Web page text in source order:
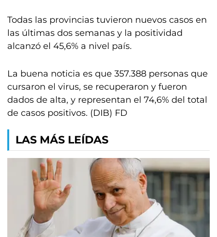
Todas las provincias tuvieron nuevos casos en
las últimas dos semanas y la positividad
alcanzó el 45,6% a nivel país.
La buena noticia es que 357.388 personas que
cursaron el virus, se recuperaron y fueron
dados de alta, y representan el 74,6% del total
de casos positivos. (DIB) FD
LAS MÁS LEÍDAS